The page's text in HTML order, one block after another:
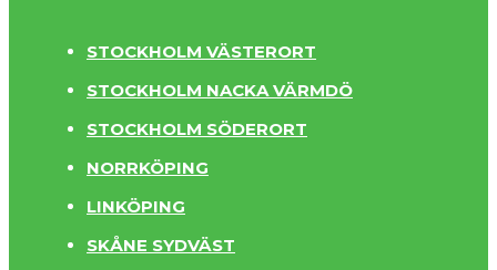
STOCKHOLM VÄSTERORT
STOCKHOLM NACKA VÄRMDÖ
STOCKHOLM SÖDERORT
NORRKÖPING
LINKÖPING
SKÅNE SYDVÄST